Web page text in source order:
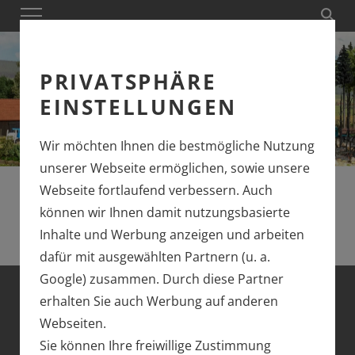
PRIVATSPHÄRE
EINSTELLUNGEN
Wir möchten Ihnen die bestmögliche Nutzung
unserer Webseite ermöglichen, sowie unsere
Webseite fortlaufend verbessern. Auch
können wir Ihnen damit nutzungsbasierte
Inhalte und Werbung anzeigen und arbeiten
dafür mit ausgewählten Partnern (u. a.
Google) zusammen. Durch diese Partner
erhalten Sie auch Werbung auf anderen
Webseiten.
Sie können Ihre freiwillige Zustimmung
BUSCH